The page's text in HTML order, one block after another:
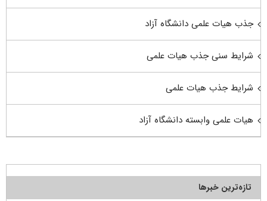
جذب هیات علمی دانشگاه آزاد
شرایط سنی جذب هیات علمی
شرایط جذب هیات علمی
هیات علمی وابسته دانشگاه آزاد
تازه‌ترین خبرها